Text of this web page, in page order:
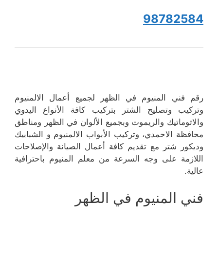
98782584
رقم فني المنيوم في الظهر لجميع أعمال الالمنيوم
وتركيب وتصليح الشتر بتركيب كافة الأنواع اليدوي
والاتوماتيك والريموت وبجميع الألوان في الظهر ومناطق
محافظة الاحمدي، وتركيب الأبواب الالمنيوم و الشبابيك
وديكور شتر مع تقديم كافة أعمال الصيانة والإصلاحات
اللازمة على وجه السرعة من معلم المنيوم باحترافية
عالية.
فني المنيوم في الظهر